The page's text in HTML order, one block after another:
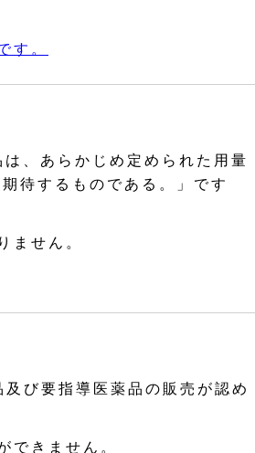
す。
、あらかじめ定められた用量
待するものである。」です
ません。
び要指導医薬品の販売が認め
できません。